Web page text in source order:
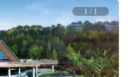
1 / 1